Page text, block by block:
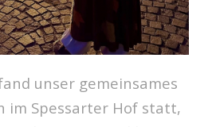
unser gemeinsames
im Spessarter Hof statt,